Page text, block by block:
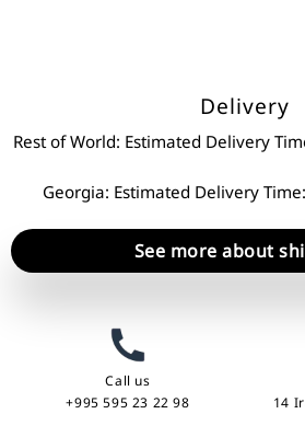
Delivery
Rest of World: Estimated Delivery
Georgia: Estimated Delivery
See more about
Call us
+995 595 23 22 98
14